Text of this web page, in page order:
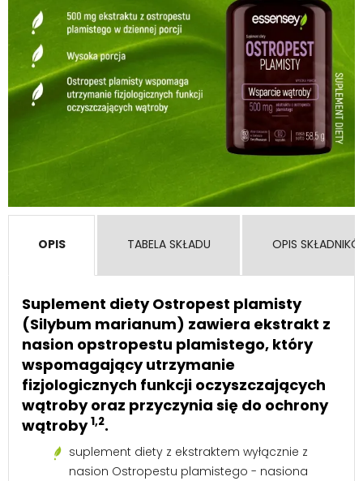
OPIS TABELA SKŁADU OPIS
Suplement diety Ostropest plamisty
(Silybum marianum) zawiera ekstrakt z
nasion opstropestu plamistego, który
wspomagający utrzymanie
fizjologicznych funkcji oczyszczających
wątroby oraz przyczynia się do ochrony
wątroby1,2.
suplement diety z ekstraktem wyłącznie z
nasion Ostropestu plamistego - nasiona